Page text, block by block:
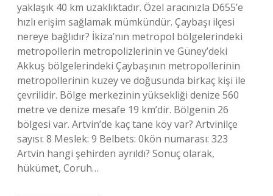
yaklaşık 40 km uzaklıktadır. Özel aracınızla D655’e
hızlı erişim sağlamak mümkündür. Çaybaşı ilçesi
nereye bağlıdır? İkiza’nın metropol bölgelerindeki
metropollerin metropolizlerinin ve Güney’deki
Akkuş bölgelerindeki Çaybaşının metropollerinin
metropollerinin kuzey ve doğusunda birkaç kişi ile
çevrilidir. Bölge merkezinin yüksekliği denize 560
metre ve denize mesafe 19 km’dir. Bölgenin 26
bölgesi var. Artvin’de kaç tane köy var? Artvinilçe
sayısı: 8 Meslek: 9 Belbets: 0kön numarası: 323
Artvin hangi şehirden ayrıldı? Sonuç olarak,
hükümet, Coruh…